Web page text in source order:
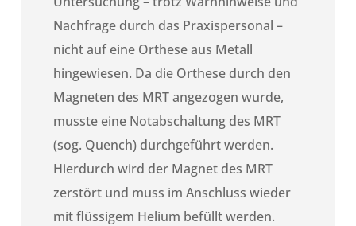
Nachfrage durch das Praxispersonal –
nicht auf eine Orthese aus Metall
hingewiesen. Da die Orthese durch den
Magneten des MRT angezogen wurde,
musste eine Notabschaltung des MRT
(sog. Quench) durchgeführt werden.
Hierdurch wird der Magnet des MRT
zerstört und muss im Anschluss wieder
mit flüssigem Helium befüllt werden.